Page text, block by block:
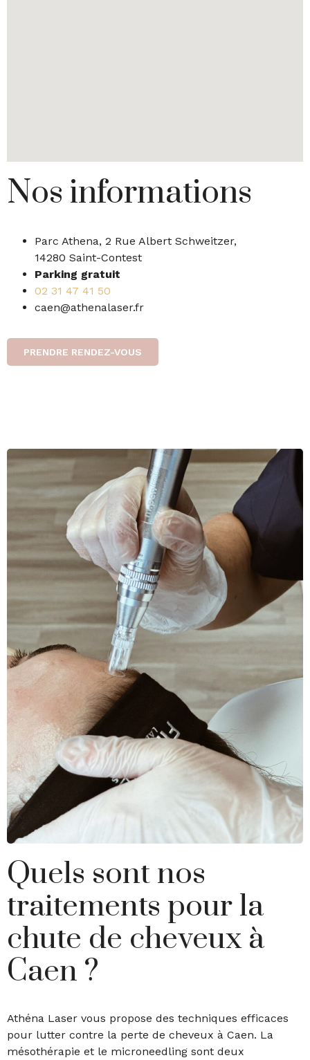
Nos informations
Parc Athena, 2 Rue Albert Schweitzer,
14280 Saint-Contest
Parking gratuit
02 31 47 41 50
caen@athenalaser.fr
PRENDRE RENDEZ-VOUS
Quels sont nos
traitements pour la
chute de cheveux à
Caen ?
Athéna Laser vous propose des techniques efficaces
pour lutter contre la perte de cheveux à Caen. La
mésothérapie et le microneedling sont deux